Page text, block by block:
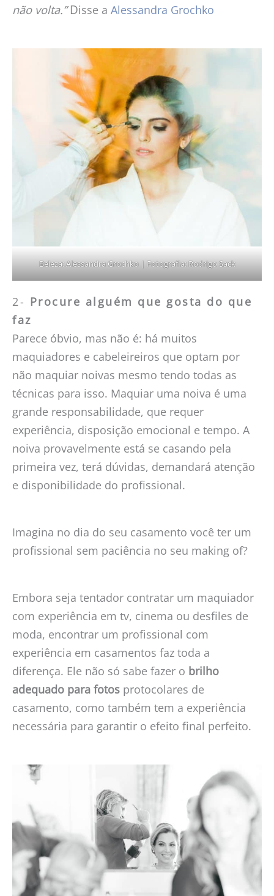
não volta.”Disse a Alessandra Grochko
Beleza: Alessandra Grochko | Fotografia: Rodrigo Sack
2- Procure alguém que gosta do que
faz
Parece óbvio, mas não é: há muitos
maquiadores e cabeleireiros que optam por
não maquiar noivas mesmo tendo todas as
técnicas para isso. Maquiar uma noiva é uma
grande responsabilidade, que requer
experiência, disposição emocional e tempo. A
noiva provavelmente está se casando pela
primeira vez, terá dúvidas, demandará atenção
e disponibilidade do profissional.
Imagina no dia do seu casamento você ter um
profissional sem paciência no seu making of?
Embora seja tentador contratar um maquiador
com experiência em tv, cinema ou desfiles de
moda, encontrar um profissional com
experiência em casamentos faz toda a
diferença. Ele não só sabe fazer o brilho
adequado para fotos protocolares de
casamento, como também tem a experiência
necessária para garantir o efeito final perfeito.